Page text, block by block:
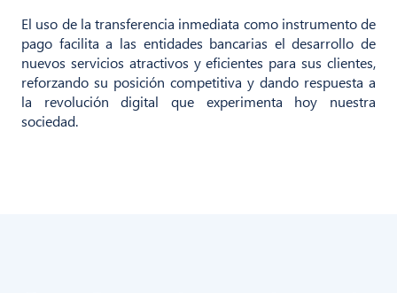
El uso de la transferencia inmediata como instrumento de
pago facilita a las entidades bancarias el desarrollo de
nuevos servicios atractivos y eficientes para sus clientes,
reforzando su posición competitiva y dando respuesta a
la revolución digital que experimenta hoy nuestra
sociedad.